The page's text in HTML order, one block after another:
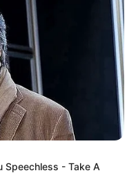
Freizeitziels *:
*:
Speechless - Take A